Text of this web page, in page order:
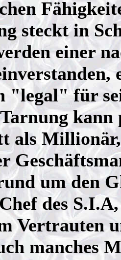
steckt in
einer
"legal" für
kann
als
um den
des
Vertrauten
manches